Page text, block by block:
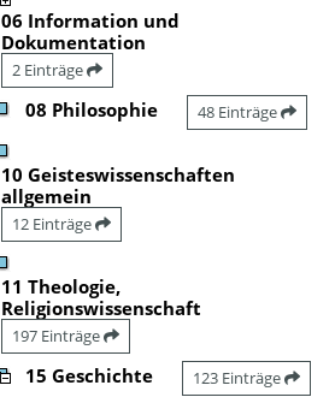
06 Information und
Dokumentation
2 Einträge
08 Philosophie 48 Einträge
10 Geisteswissenschaften
allgemein
12 Einträge
11 Theologie,
Religionswissenschaft
197 Einträge
15 Geschichte 123 Einträge